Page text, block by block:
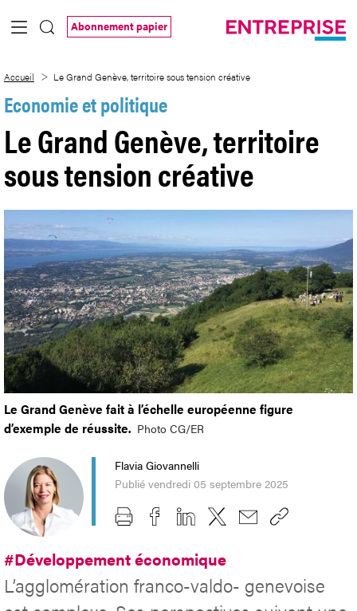
Saut au contenu principal
Abonnement papier
Accueil Le Grand Genève, territoire sous tension créative
Economie et politique
Le Grand Genève, territoire
sous tension créative
Le Grand Genève fait à l’échelle européenne figure
d’exemple de réussite. Photo CG/ER
Flavia Giovannelli
Publié vendredi 05 septembre 2025
#Développement économique
L’agglomération franco-valdo- genevoise